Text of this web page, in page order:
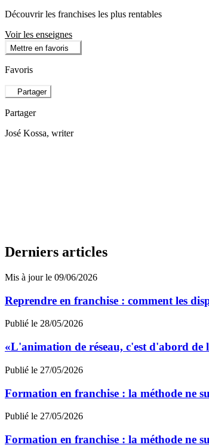
Découvrir les franchises les plus rentables
Voir les enseignes
Mettre en favoris
Favoris
Partager
Partager
José Kossa, writer
Derniers articles
Mis à jour le 09/06/2026
Reprendre en franchise : comment les
Publié le 28/05/2026
«L'animation de réseau, c'est d'abord
Publié le 27/05/2026
Formation en franchise : la méthode ne
Publié le 27/05/2026
Formation en franchise : la méthode ne